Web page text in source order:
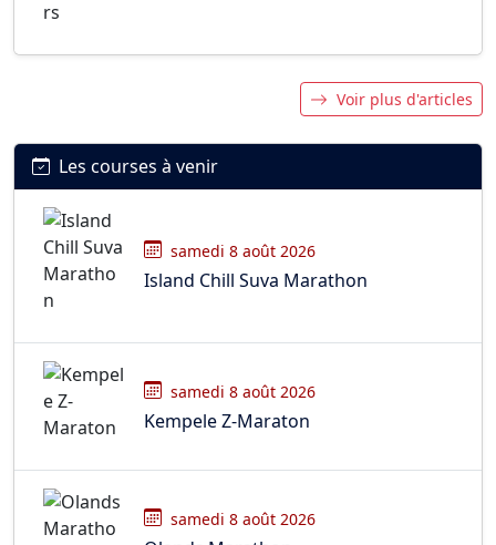
Voir plus d'articles
Les courses à venir
samedi 8 août 2026
Island Chill Suva Marathon
samedi 8 août 2026
Kempele Z-Maraton
samedi 8 août 2026